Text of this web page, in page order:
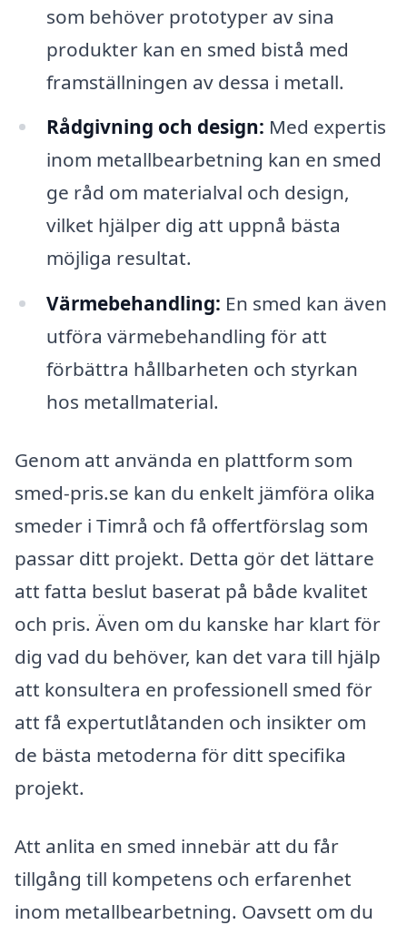
som behöver prototyper av sina
produkter kan en smed bistå med
framställningen av dessa i metall.
Rådgivning och design: Med expertis
inom metallbearbetning kan en smed
ge råd om materialval och design,
vilket hjälper dig att uppnå bästa
möjliga resultat.
Värmebehandling: En smed kan även
utföra värmebehandling för att
förbättra hållbarheten och styrkan
hos metallmaterial.
Genom att använda en plattform som
smed-pris.se kan du enkelt jämföra olika
smeder i Timrå och få offertförslag som
passar ditt projekt. Detta gör det lättare
att fatta beslut baserat på både kvalitet
och pris. Även om du kanske har klart för
dig vad du behöver, kan det vara till hjälp
att konsultera en professionell smed för
att få expertutlåtanden och insikter om
de bästa metoderna för ditt specifika
projekt.
Att anlita en smed innebär att du får
tillgång till kompetens och erfarenhet
inom metallbearbetning. Oavsett om du